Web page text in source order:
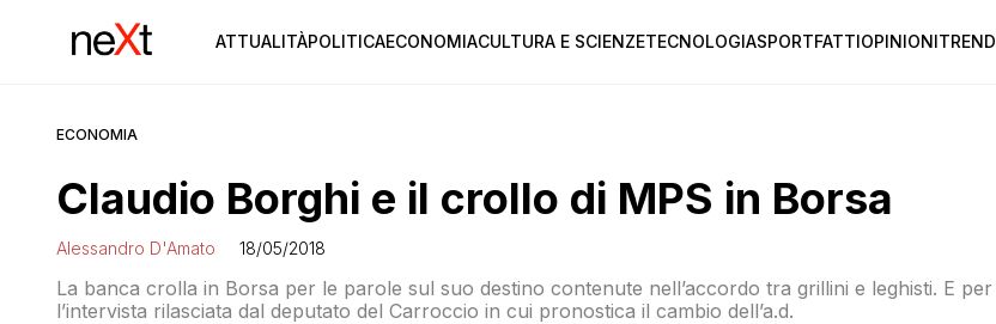
ATTUALITÀPOLITICAECONOMIACULTURA E SCIENZETECNOLOGIASPORTFATTIOPINIONITREND
ECONOMIA
Claudio Borghi e il crollo di MPS in Borsa
Alessandro D'Amato 18/05/2018
La banca crolla in Borsa per le parole sul suo destino contenute nell’accordo tra grillini e leghisti. E per
l’intervista rilasciata dal deputato del Carroccio in cui pronostica il cambio dell’a.d.